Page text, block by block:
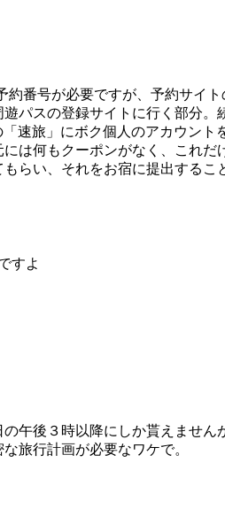
約番号が必要ですが、予約サイト
パスの登録サイトに行く部分
速旅」にボク個人のアカウン
は何もクーポンがなく、これ
らい、それをお宿に提出するこ
すよ
午後３時以降にしか貰えません
旅行計画が必要なワケで。